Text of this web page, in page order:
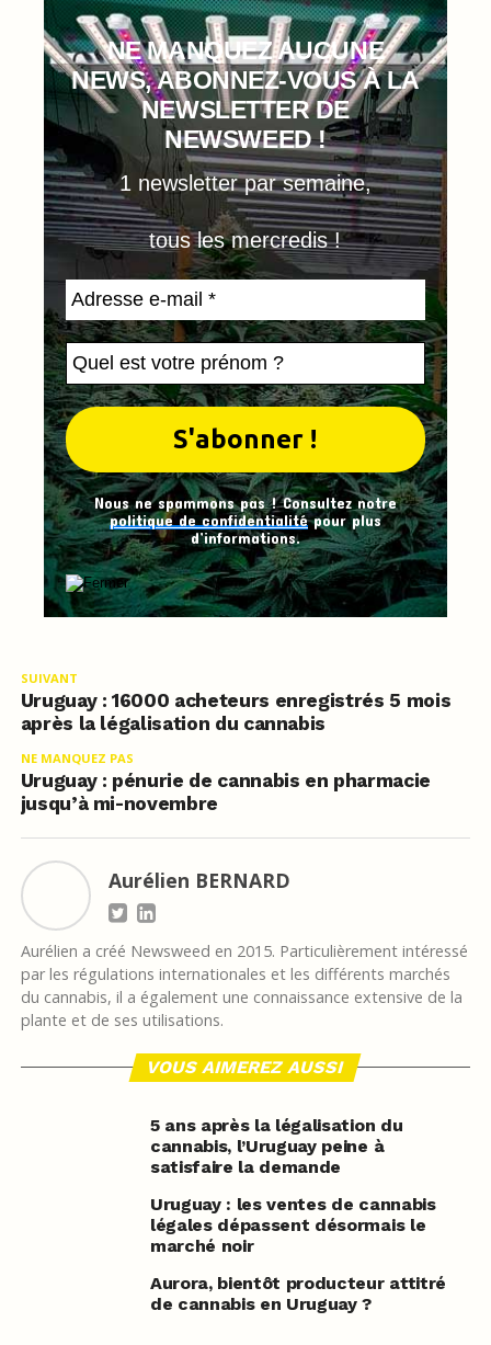
NE MANQUEZ AUCUNE
NEWS, ABONNEZ-VOUS À LA
NEWSLETTER DE
NEWSWEED !
1 newsletter par semaine,
tous les mercredis !
Nous ne spammons pas ! Consultez notre
politique de confidentialitépour plus
d’informations.
SUIVANT
Uruguay : 16000 acheteurs enregistrés 5 mois
après la légalisation du cannabis
NE MANQUEZ PAS
Uruguay : pénurie de cannabis en pharmacie
jusqu’à mi-novembre
Aurélien BERNARD
Aurélien a créé Newsweed en 2015. Particulièrement intéressé
par les régulations internationales et les différents marchés
du cannabis, il a également une connaissance extensive de la
plante et de ses utilisations.
VOUS AIMEREZ AUSSI
5 ans après la légalisation du
cannabis, l’Uruguay peine à
satisfaire la demande
Uruguay : les ventes de cannabis
légales dépassent désormais le
marché noir
Aurora, bientôt producteur attitré
de cannabis en Uruguay ?